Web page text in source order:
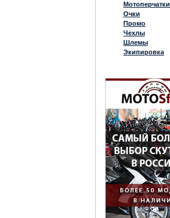
Мотоперчатки
Очки
Промо
Чехлы
Шлемы
Экипировка